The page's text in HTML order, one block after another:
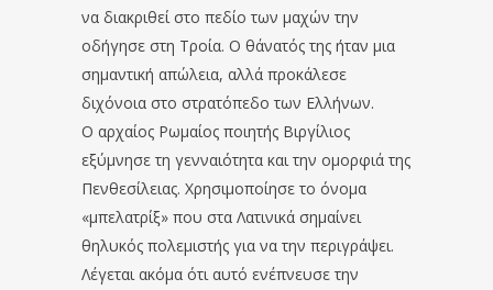
να διακριθεί στο πεδίο των μαχών την
οδήγησε στη Τροία. Ο θάνατός της ήταν μια
σημαντική απώλεια, αλλά προκάλεσε
διχόνοια στο στρατόπεδο των Ελλήνων.
Ο αρχαίος Ρωμαίος ποιητής Βιργίλιος
εξύμνησε τη γενναιότητα και την ομορφιά της
Πενθεσίλειας. Χρησιμοποίησε το όνομα
«μπελατρίξ» που στα Λατινικά σημαίνει
θηλυκός πολεμιστής για να την περιγράψει.
Λέγεται ακόμα ότι αυτό ενέπνευσε την